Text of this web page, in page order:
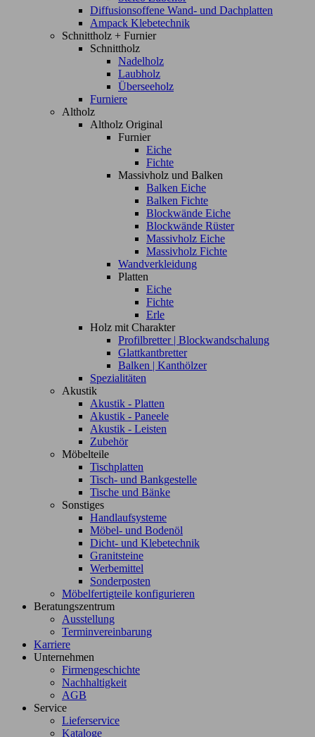
Diffusionsoffene Wand- und Dachplatten
Ampack Klebetechnik
Schnittholz + Furnier
Schnittholz
Nadelholz
Laubholz
Überseeholz
Furniere
Altholz
Altholz Original
Furnier
Eiche
Fichte
Massivholz und Balken
Balken Eiche
Balken Fichte
Blockwände Eiche
Blockwände Rüster
Massivholz Eiche
Massivholz Fichte
Wandverkleidung
Platten
Eiche
Fichte
Erle
Holz mit Charakter
Profilbretter | Blockwandschalung
Glattkantbretter
Balken | Kanthölzer
Spezialitäten
Akustik
Akustik - Platten
Akustik - Paneele
Akustik - Leisten
Zubehör
Möbelteile
Tischplatten
Tisch- und Bankgestelle
Tische und Bänke
Sonstiges
Handlaufsysteme
Möbel- und Bodenöl
Dicht- und Klebetechnik
Granitsteine
Werbemittel
Sonderposten
Möbelfertigteile konfigurieren
Beratungszentrum
Ausstellung
Terminvereinbarung
Karriere
Unternehmen
Firmengeschichte
Nachhaltigkeit
AGB
Service
Lieferservice
Kataloge